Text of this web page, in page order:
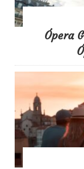
Ópera